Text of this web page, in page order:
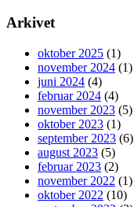
Arkivet
oktober 2025 (1)
november 2024 (1)
juni 2024 (4)
februar 2024 (4)
november 2023 (5)
oktober 2023 (1)
september 2023 (6)
august 2023 (5)
februar 2023 (2)
november 2022 (1)
oktober 2022 (10)